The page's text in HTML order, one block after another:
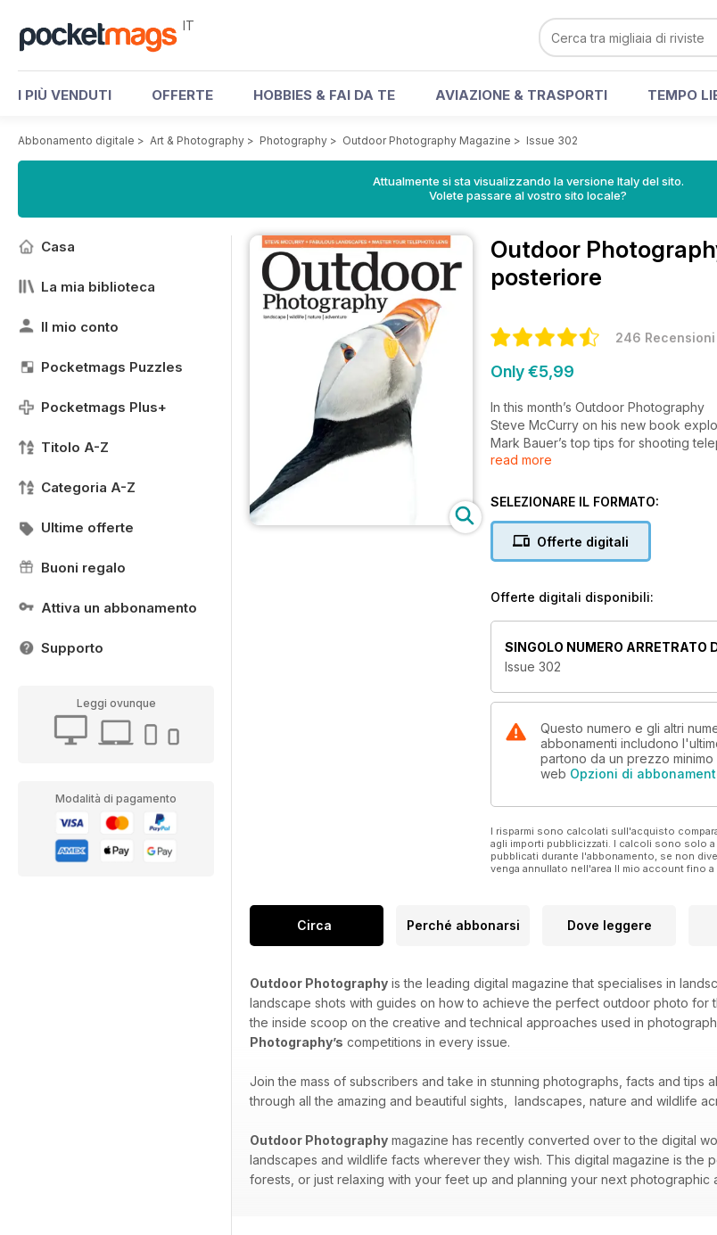
IT
I PIÙ VENDUTI OFFERTE HOBBIES & FAI DA TE AVIAZIONE & TRASPORTI TEMPO
Abbonamento digitale > Art & Photography > Photography > Outdoor Photography Magazine > Issue 302
Attualmente si sta visualizzando la versione Italy del sito.
Volete passare al vostro sito locale?
Casa
La mia biblioteca
Il mio conto
Pocketmags Puzzles
Pocketmags Plus+
Titolo A-Z
Categoria A-Z
Ultime offerte
Buoni regalo
Attiva un abbonamento
Supporto
Leggi ovunque
Modalità di pagamento
Outdoor
posteriore
246 Recensioni
Only €5,99
In this month’s Outdoor Photography
Steve McCurry on his new book
Mark Bauer’s top tips for shooting
In conversation with Scottish
+
Lens review: Sony FE 70-200mm f/4
Natural Landscape Photography
read more
SELEZIONARE IL FORMATO:
Offerte digitali
Offerte digitali disponibili:
SINGOLO NUMERO ARRETRATO
Issue 302
Questo numero e gli altri
abbonamenti includono
partono da un prezzo minimo
web Opzioni di
I risparmi sono calcolati sull'acquisto
agli importi pubblicizzati. I calcoli sono solo
pubblicati durante l'abbonamento, se non
venga annullato nell'area Il mio account fino
Circa Perché abbonarsi Dove leggere
Outdoor Photography is the leading digital magazine that specialises in
landscape shots with guides on how to achieve the perfect outdoor photo
the inside scoop on the creative and technical approaches used in
Photography’s competitions in every issue.
Join the mass of subscribers and take in stunning photographs, facts and
through all the amazing and beautiful sights, landscapes, nature and wildlife
Outdoor Photography magazine has recently converted over to the digital
landscapes and wildlife facts wherever they wish. This digital magazine is the
forests, or just relaxing with your feet up and planning your next photographic